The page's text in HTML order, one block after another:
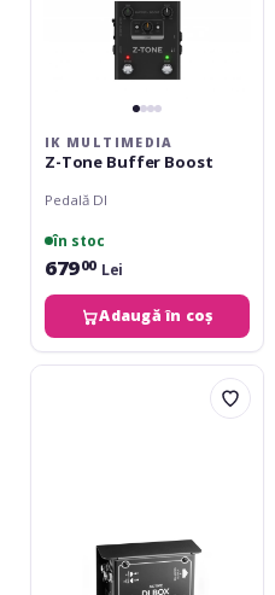
IK MULTIMEDIA
Z-Tone Buffer Boost
Pedală DI
în stoc
67900 Lei
Adaugă în coș
Palmer